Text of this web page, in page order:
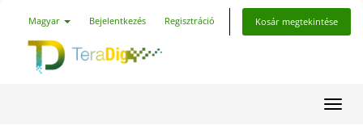
Magyar Bejelentkezés Regisztráció Kosár megtekintése